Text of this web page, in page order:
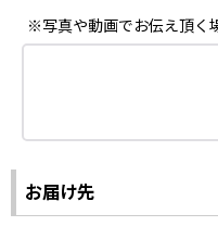
※写真や動画でお伝え頂く
お届け先